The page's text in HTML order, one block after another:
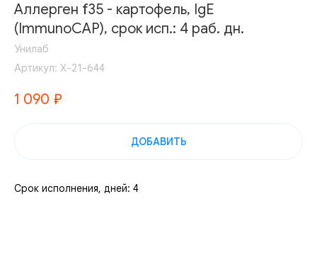
Аллерген f35 - картофель, IgE
(ImmunoCAP), срок исп.: 4 раб. дн.
Унилаб
Артикул: Х-21-644
1 090 ₽
ДОБАВИТЬ
Срок исполнения, дней: 4